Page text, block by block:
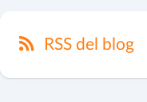
RSS del blog